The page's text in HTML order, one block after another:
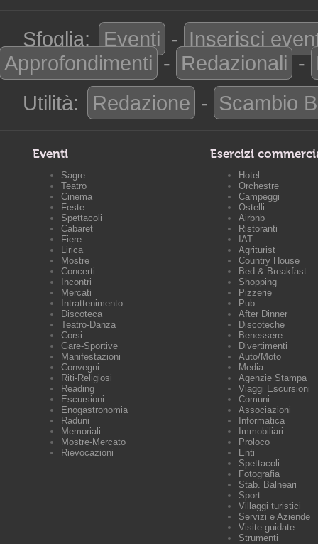
Sfoglia: Eventi - Inserisci
Approfondimenti - Redazionali -
Utilità:
Redazione - Scambio
Eventi
Sagre
Teatro
Cinema
Feste
Spettacoli
Cabaret
Fiere
Lirica
Mostre
Concerti
Incontri
Mercati
Intrattenimento
Discoteca
Teatro-Danza
Corsi
Gare-Sportive
Manifestazioni
Convegni
Riti-Religiosi
Reading
Escursioni
Enogastronomia
Raduni
Memoriali
Mostre-Mercato
Rievocazioni
Esercizi
Hotel
Orchestre
Campeggi
Ostelli
Airbnb
Ristoranti
IAT
Agriturist
Country House
Bed & Breakfast
Shopping
Pizzerie
Pub
After Dinner
Discoteche
Benessere
Divertimenti
Auto/Moto
Media
Agenzie Stampa
Viaggi Escursioni
Comuni
Associazioni
Informatica
Immobiliari
Proloco
Enti
Spettacoli
Fotografia
Stab. Balneari
Sport
Villaggi turistici
Servizi e Aziende
Visite guidate
Strumenti